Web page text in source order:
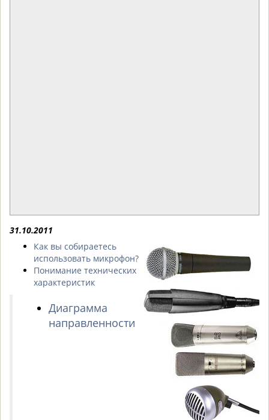
31.10.2011
Как вы собираетесь
использовать микрофон?
Понимание технических
характеристик
Диаграмма
направленности